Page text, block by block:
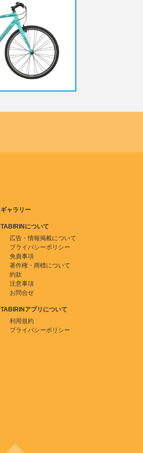
ギャラリー
TABIRINについて
広告・情報掲載について
プライバシーポリシー
免責事項
著作権・商標について
約款
注意事項
お問合せ
TABIRINアプリについて
利用規約
プライバシーポリシー